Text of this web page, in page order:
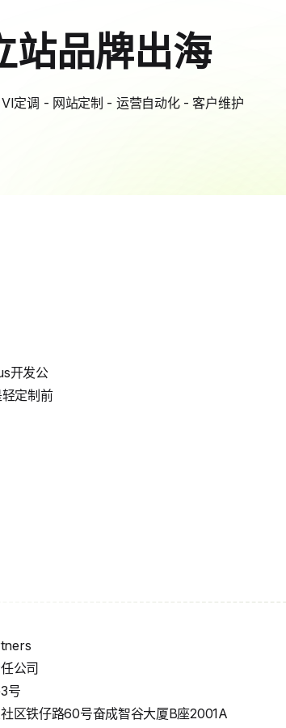
站品牌出海
定调 - 网站定制 - 运营自动化 - 客户维护
开发公
定制前
公司
号
区铁仔路60号奋成智谷大厦B座2001A